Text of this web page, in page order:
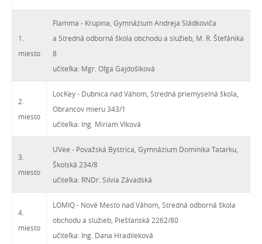
1.
miesto
Flamma - Krupina, Gymnázium Andreja Sládkoviča
a Stredná odborná škola obchodu a služieb, M. R. Štefánika
8
učiteľka: Mgr. Oľga Gajdošíková
2.
miesto
LocKey - Dubnica nad Váhom, Stredná priemyselná škola,
Obrancov mieru 343/1
učiteľka: Ing. Miriam Vlková
3.
miesto
UVee - Považská Bystrica, Gymnázium Dominika Tatarku,
Školská 234/8
učiteľka: RNDr. Silvia Závadská
4.
miesto
LOMIQ - Nové Mesto nad Váhom, Stredná odborná škola
obchodu a služieb, Piešťanská 2262/80
učiteľka: Ing. Dana Hradileková